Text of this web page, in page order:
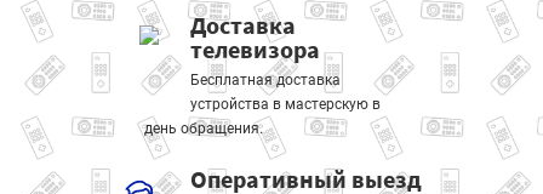
Доставка
телевизора
Бесплатная доставка
устройства в мастерскую в
день обращения.
Оперативный выезд